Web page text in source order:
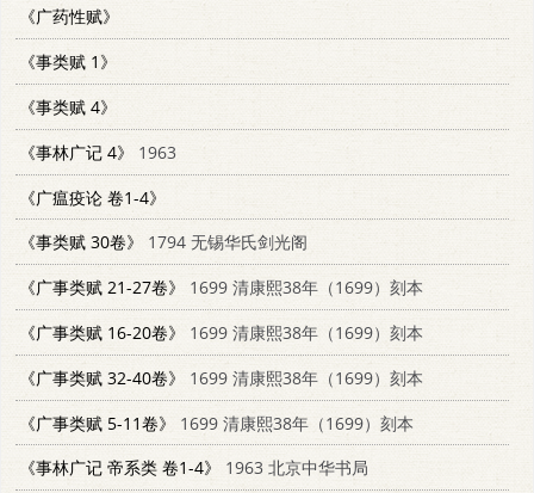
《广药性赋》
《事类赋 1》
《事类赋 4》
《事林广记 4》
1963
《广瘟疫论 卷1-4》
《事类赋 30卷》
1794 无锡华氏剑光阁
《广事类赋 21-27卷》
1699 清康熙38年（1699）刻本
《广事类赋 16-20卷》
1699 清康熙38年（1699）刻本
《广事类赋 32-40卷》
1699 清康熙38年（1699）刻本
《广事类赋 5-11卷》
1699 清康熙38年（1699）刻本
《事林广记 帝系类 卷1-4》
1963 北京中华书局